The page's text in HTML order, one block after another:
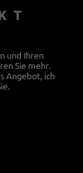
und Ihren
Sie mehr.
Angebot, ich